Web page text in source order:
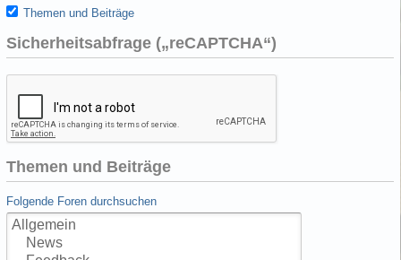
Themen und Beiträge
Sicherheitsabfrage („reCAPTCHA“)
Themen und Beiträge
Folgende Foren durchsuchen